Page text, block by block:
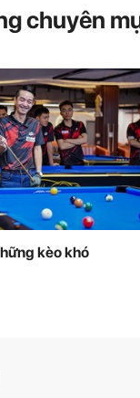
chuyên
kèo khó